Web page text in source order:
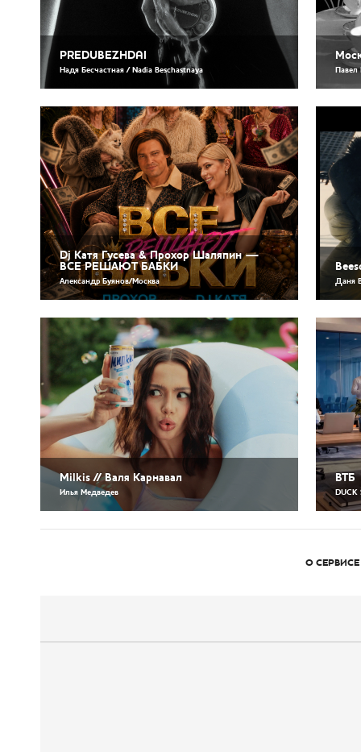
PREDUBEZHDAI
Надя Бесчастная / Nadia Beschastnaya Павел
Dj Катя Гусева & Прохор Шаляпин —
ВСЕ РЕШАЮТ БАБКИ
Александр Буянов/Москва Даня
Milkis // Валя Карнавал
Илья Медведев
ВТБ
О СЕРВИСЕ